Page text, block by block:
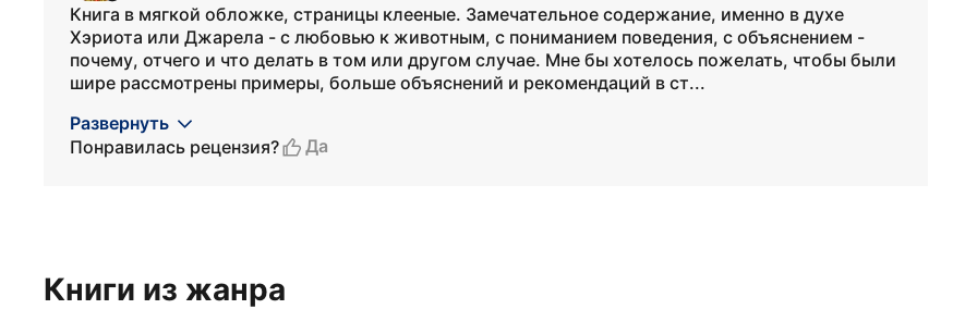
Книга в мягкой обложке, страницы клееные. Замечательное содержание, именно в духе
Хэриота или Джарела - с любовью к животным, с пониманием поведения, с объяснением -
почему, отчего и что делать в том или другом случае. Мне бы хотелось пожелать, чтобы были
шире рассмотрены примеры, больше объяснений и рекомендаций в ст...
Развернуть
Понравилась рецензия?
Да
Книги из жанра